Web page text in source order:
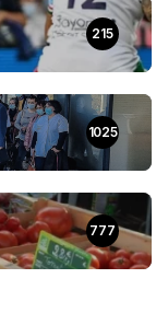
215
1025
777